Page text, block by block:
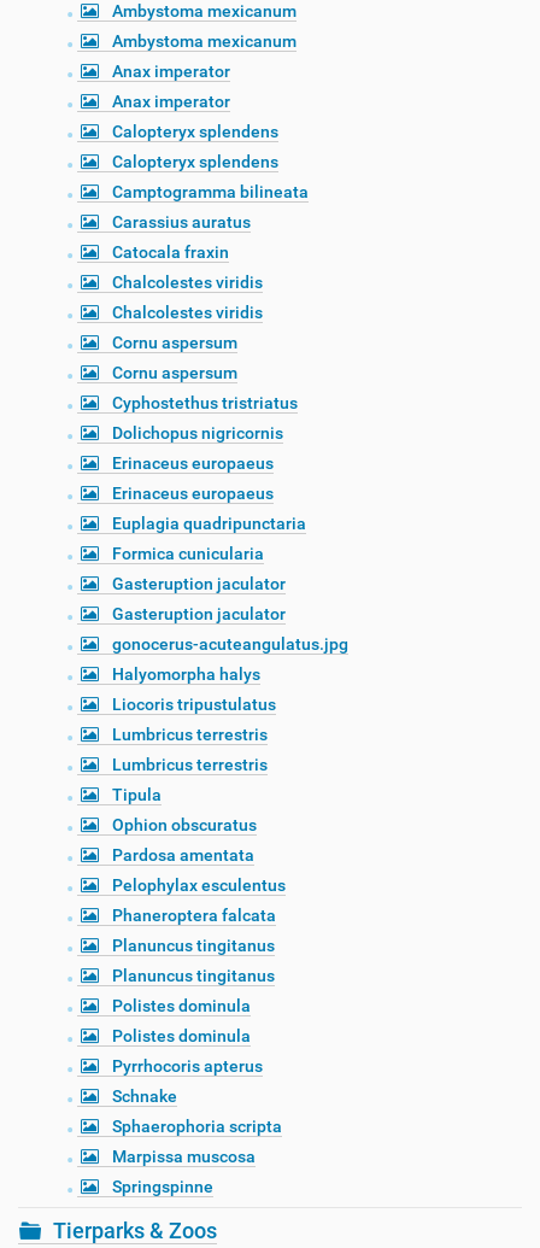
Ambystoma mexicanum
Ambystoma mexicanum
Anax imperator
Anax imperator
Calopteryx splendens
Calopteryx splendens
Camptogramma bilineata
Carassius auratus
Catocala fraxin
Chalcolestes viridis
Chalcolestes viridis
Cornu aspersum
Cornu aspersum
Cyphostethus tristriatus
Dolichopus nigricornis
Erinaceus europaeus
Erinaceus europaeus
Euplagia quadripunctaria
Formica cunicularia
Gasteruption jaculator
Gasteruption jaculator
gonocerus-acuteangulatus.jpg
Halyomorpha halys
Liocoris tripustulatus
Lumbricus terrestris
Lumbricus terrestris
Tipula
Ophion obscuratus
Pardosa amentata
Pelophylax esculentus
Phaneroptera falcata
Planuncus tingitanus
Planuncus tingitanus
Polistes dominula
Polistes dominula
Pyrrhocoris apterus
Schnake
Sphaerophoria scripta
Marpissa muscosa
Springspinne
Tierparks & Zoos